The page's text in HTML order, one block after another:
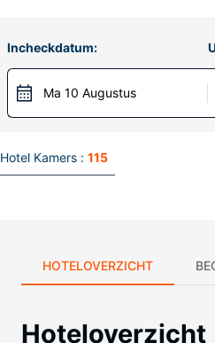
Incheckdatum:
Ma 10 Augustus
Hotel Kamers : 115
HOTELOVERZICHT
Hoteloverzicht